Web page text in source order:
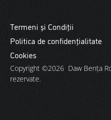
Termeni și Condiții
Politica de confidențialitate
Cookies
Copyright ©2026 Daw Benţa
rezervate.